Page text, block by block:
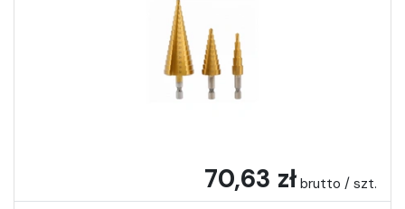
70,63 zł brutto / szt.